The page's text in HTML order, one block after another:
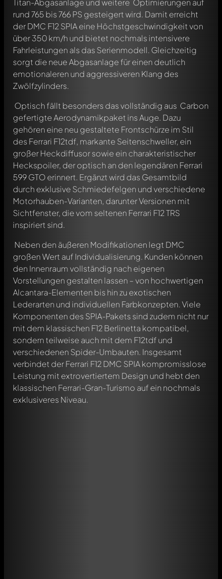
Titan-Abgasanlage und weitere Optimierungen auf
rund 765 bis 766 PS gesteigert wird. Damit erreicht
der DMC F12 SPIA eine Höchstgeschwindigkeit von
über 350 km/h und bietet nochmals intensivere
Fahrleistungen als das Serienmodell. Gleichzeitig
sorgt die neue Abgasanlage für einen deutlich
emotionaleren und aggressiveren Klang des
Zwölfzylinders.
Optisch fällt besonders das vollständig aus Carbon
gefertigte Aerodynamikpaket ins Auge. Dazu
gehören eine neu gestaltete Frontschürze im Stil
des Ferrari F12tdf, markante Seitenschweller, ein
großer Heckdiffusor sowie ein charakteristischer
Heckspoiler, der optisch an den legendären Ferrari
599 GTO erinnert. Ergänzt wird das Gesamtbild
durch exklusive Schmiedefelgen und verschiedene
Motorhauben-Varianten, darunter Versionen mit
Sichtfenster, die vom seltenen Ferrari F12 TRS
inspiriert sind.
Neben den äußeren Modifikationen legt DMC
großen Wert auf Individualisierung. Kunden können
den Innenraum vollständig nach eigenen
Vorstellungen gestalten lassen – von hochwertigen
Alcantara-Elementen bis hin zu exotischen
Lederarten und individuellen Farbkonzepten. Viele
Komponenten des SPIA-Pakets sind zudem nicht nur
mit dem klassischen F12 Berlinetta kompatibel,
sondern teilweise auch mit dem F12tdf und
verschiedenen Spider-Umbauten. Insgesamt
verbindet der Ferrari F12 DMC SPIA kompromisslose
Leistung mit extrovertiertem Design und hebt den
klassischen Ferrari-Gran-Turismo auf ein nochmals
exklusiveres Niveau.